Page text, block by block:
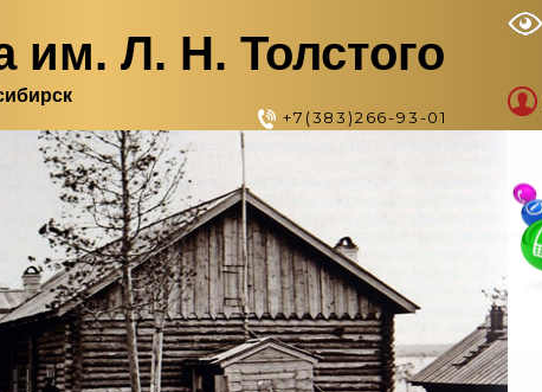
им. Л. Н. Толстого
+7(383)266-93-01